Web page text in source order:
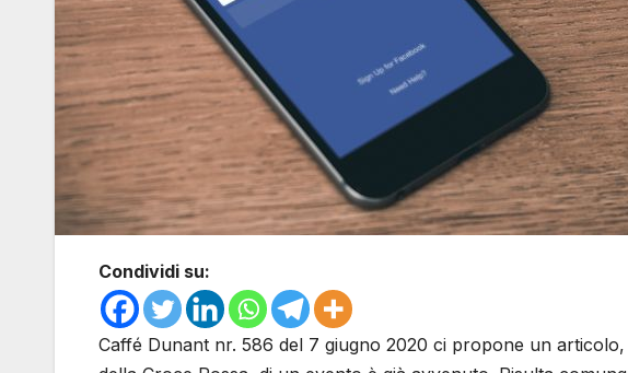
Condividi su:
Caffé Dunant nr. 586 del 7 giugno 2020 ci propone un